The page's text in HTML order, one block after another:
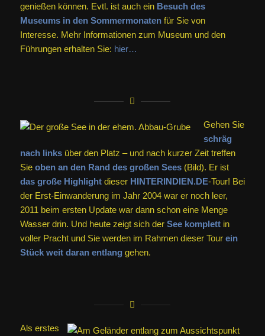
genießen können. Evtl. ist auch ein Besuch des
Museums in den Sommermonatenfür Sie von
Interesse. Mehr Informationen zum Museum und den
Führungen erhalten Sie: hier…
Gehen Sie
schräg
nach linksüber den Platz – und nach kurzer Zeit treffen
Sie oben an den Rand des großen Sees(Bild). Er ist
das große Highlightdieser HINTERINDIEN.DE-Tour! Bei
der Erst-Einwanderung im Jahr 2004 war er noch leer,
2011 beim ersten Update war dann schon eine Menge
Wasser drin. Und heute zeigt sich der See komplettin
voller Pracht und Sie werden im Rahmen dieser Tour ein
Stück weit daran entlang gehen.
Als erstes